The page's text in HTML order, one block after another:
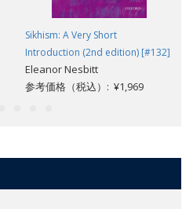
Sikhism: A Very Short
Introduction (2nd edition) [#132]
Eleanor Nesbitt
参考価格（税込）: ¥1,969